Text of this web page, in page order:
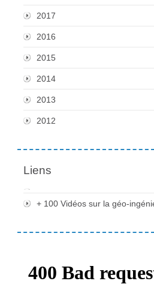
2017
2016
2015
2014
2013
2012
Liens
+ 100 Vidéos sur la géo-